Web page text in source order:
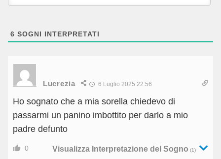
6 SOGNI INTERPRETATI
Lucrezia 6 Luglio 2025 22:56
Ho sognato che a mia sorella chiedevo di
passarmi un panino imbottito per darlo a mio
padre defunto
0 Visualizza Interpretazione del Sogno (1)